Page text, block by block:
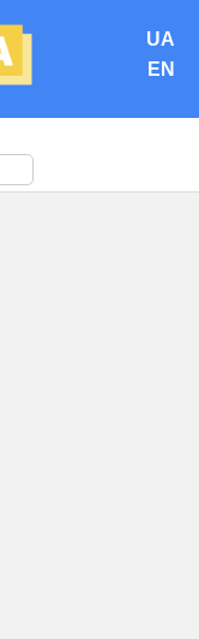
UA
EN